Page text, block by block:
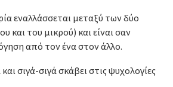
εναλλάσσεται μεταξύ των δύο
και του μικρού) και είναι σαν
από τον ένα στον άλλο.
σιγά-σιγά σκάβει στις ψυχολογίες